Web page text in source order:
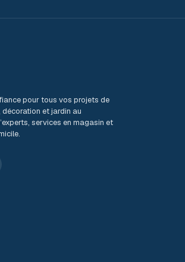
pour tous vos projets de
et jardin au
services en magasin et